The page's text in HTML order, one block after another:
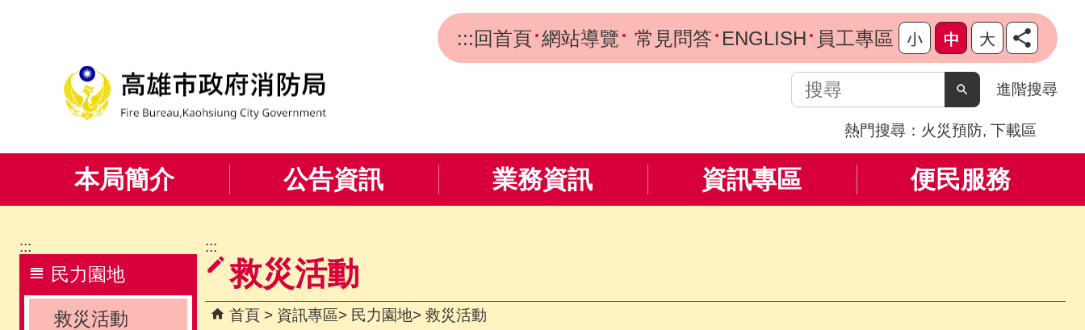
:::回首頁 網站導覽 常見問答 ENGLISH 員工專區
搜
尋
進階搜尋
熱門搜尋： 火災預防 下載區
本局簡介 公告資訊 業務資訊 資訊專區 便民服務
:::
民力園地
救災活動
:::
救災活動
首頁 資訊專區 民力園地 救災活動